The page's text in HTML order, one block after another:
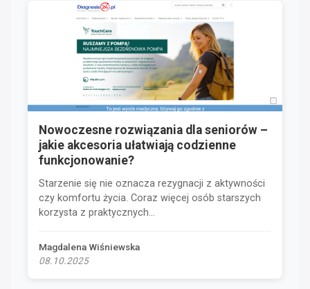
Nowoczesne rozwiązania dla seniorów –
jakie akcesoria ułatwiają codzienne
funkcjonowanie?
Starzenie się nie oznacza rezygnacji z aktywności
czy komfortu życia. Coraz więcej osób starszych
korzysta z praktycznych...
Magdalena Wiśniewska
08.10.2025